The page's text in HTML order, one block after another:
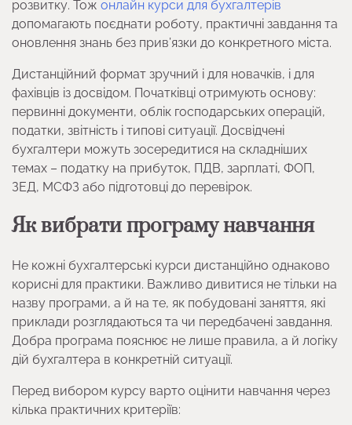
розвитку. Тож онлайн курси для бухгалтерів
допомагають поєднати роботу, практичні завдання та
оновлення знань без прив’язки до конкретного міста.
Дистанційний формат зручний і для новачків, і для
фахівців із досвідом. Початківці отримують основу:
первинні документи, облік господарських операцій,
податки, звітність і типові ситуації. Досвідчені
бухгалтери можуть зосередитися на складніших
темах – податку на прибуток, ПДВ, зарплаті, ФОП,
ЗЕД, МСФЗ або підготовці до перевірок.
Як вибрати програму навчання
Не кожні бухгалтерські курси дистанційно однаково
корисні для практики. Важливо дивитися не тільки на
назву програми, а й на те, як побудовані заняття, які
приклади розглядаються та чи передбачені завдання.
Добра програма пояснює не лише правила, а й логіку
дій бухгалтера в конкретній ситуації.
Перед вибором курсу варто оцінити навчання через
кілька практичних критеріїв: